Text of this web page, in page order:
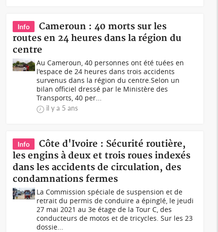
Info
Cameroun : 40 morts sur les
routes en 24 heures dans la région du
centre
Au Cameroun, 40 personnes ont été tuées en
l'espace de 24 heures dans trois accidents
survenus dans la région du centre.Selon un
bilan officiel dressé par le Ministère des
Transports, 40 per...
il y a 5 ans
Info
Côte d'Ivoire : Sécurité routière,
les engins à deux et trois roues indexés
dans les accidents de circulation, des
condamnations fermes
La Commission spéciale de suspension et de
retrait du permis de conduire a épinglé, le jeudi
27 mai 2021 au 3e étage de la Tour C, des
conducteurs de motos et de tricycles. Sur les 23
dossie...